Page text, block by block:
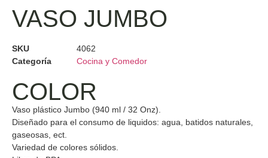
VASO JUMBO
SKU
4062
Categoría
Cocina y Comedor
COLOR
Vaso plástico Jumbo (940 ml / 32 Onz).
Diseñado para el consumo de liquidos: agua, batidos naturales,
gaseosas, ect.
Variedad de colores sólidos.